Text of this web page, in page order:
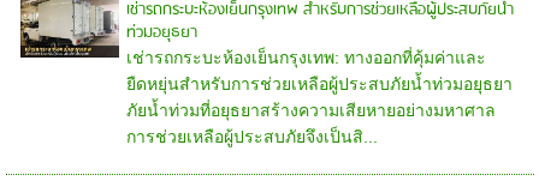
เช่ารถกระบะห้องเย็นกรุงเทพ สำหรับการช่วยเหลือผู้ประสบภัยน้ำ
ท่วมอยุธยา
เช่ารถกระบะห้องเย็นกรุงเทพ: ทางออกที่คุ้มค่าและ
ยืดหยุ่นสำหรับการช่วยเหลือผู้ประสบภัยน้ำท่วมอยุธยา
ภัยน้ำท่วมที่อยุธยาสร้างความเสียหายอย่างมหาศาล
การช่วยเหลือผู้ประสบภัยจึงเป็นสิ...